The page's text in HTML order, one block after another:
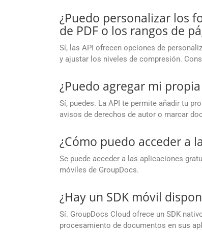
¿Puedo personalizar los
de PDF o los rangos de
Sí, las API ofrecen opciones de
y ajustar los niveles de compresión.
¿Puedo agregar mi
Sí, puedes. La API te permite añadir tu
avisos de derechos de autor o marcar
¿Cómo puedo acceder a
Se puede acceder a las aplicaciones
móviles de GroupDocs.
¿Hay un SDK móvil
Sí. GroupDocs Cloud ofrece un SDK
procesamiento de documentos en sus